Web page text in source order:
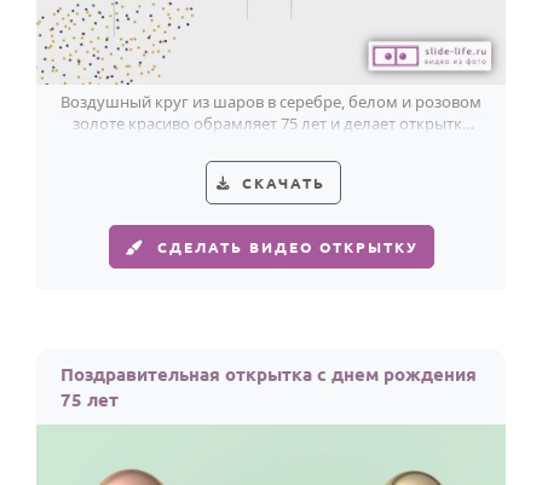
Воздушный круг из шаров в серебре, белом и розовом
золоте красиво обрамляет 75 лет и делает открытку
СКАЧАТЬ
СДЕЛАТЬ ВИДЕО ОТКРЫТКУ
Поздравительная открытка с днем рождения
75 лет